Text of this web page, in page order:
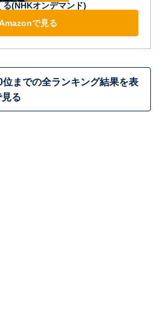
る(NHKオンデマンド)
で見る
位までの全ランキング結果を表
る